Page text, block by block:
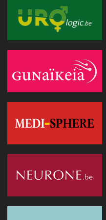
L’Hôpital Imelda premier en
réduisant la dose de
06 juillet 2026 - 10:49
02 juillet 2026 - 14:35
Anthropic lance "Claude
pour la recherche biomédicale
01 juillet 2026 - 20:51
Première belge: une
01 juillet 2026 - 13:12
déploiement de l'IA dans les